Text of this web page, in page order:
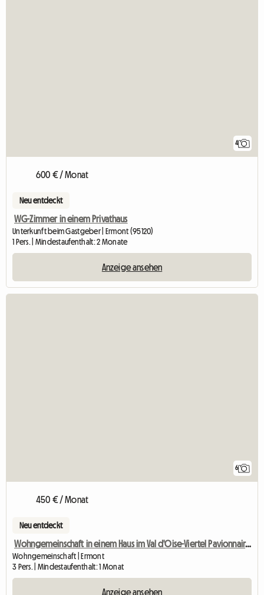
4
600 € / Monat
Neu entdeckt
WG-Zimmer in einem Privathaus
Unterkunft beim Gastgeber | Ermont (95120)
1 Pers. | Mindestaufenthalt: 2 Monate
Anzeige ansehen
6
450 € / Monat
Neu entdeckt
Wohngemeinschaft in einem Haus im Val d'Oise-Viertel Pavionnaire C
Wohngemeinschaft | Ermont
3 Pers. | Mindestaufenthalt: 1 Monat
Anzeige ansehen